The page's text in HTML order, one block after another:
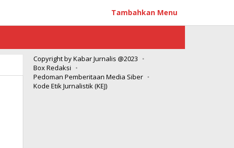
Tambahkan Menu
Copyright by Kabar Jurnalis @2023
Box Redaksi
Pedoman Pemberitaan Media Siber
Kode Etik Jurnalistik (KEJ)